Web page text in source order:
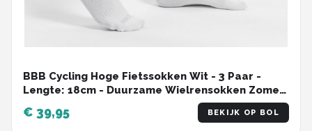
BBB Cycling Hoge Fietssokken Wit - 3 Paar -
Lengte: 18cm - Duurzame Wielrensokken Zomer
- Maat 35/28 - Fietssokken Heren en Dames -
Ecofeet BSO-22
€ 39,95 BEKIJK OP BOL